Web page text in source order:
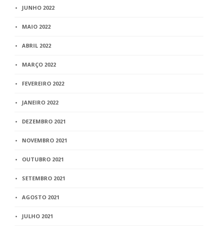
JUNHO 2022
MAIO 2022
ABRIL 2022
MARÇO 2022
FEVEREIRO 2022
JANEIRO 2022
DEZEMBRO 2021
NOVEMBRO 2021
OUTUBRO 2021
SETEMBRO 2021
AGOSTO 2021
JULHO 2021